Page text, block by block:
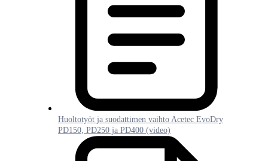
Huoltotyöt ja suodattimen vaihto Acetec EvoDry
PD150, PD250 ja PD400 (video)